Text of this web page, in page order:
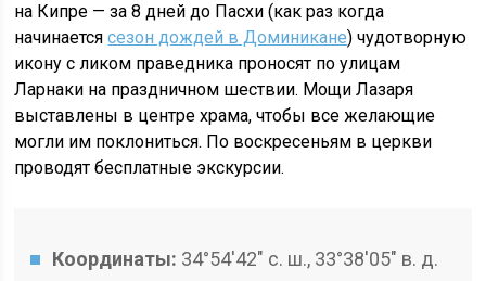
на Кипре — за 8 дней до Пасхи (как раз когда
начинаетсясезон дождей в Доминикане) чудотворную
икону с ликом праведника проносят по улицам
Ларнаки на праздничном шествии. Мощи Лазаря
выставлены в центре храма, чтобы все желающие
могли им поклониться. По воскресеньям в церкви
проводят бесплатные экскурсии.
Координаты: 34°54′42″ с. ш., 33°38′05″ в. д.